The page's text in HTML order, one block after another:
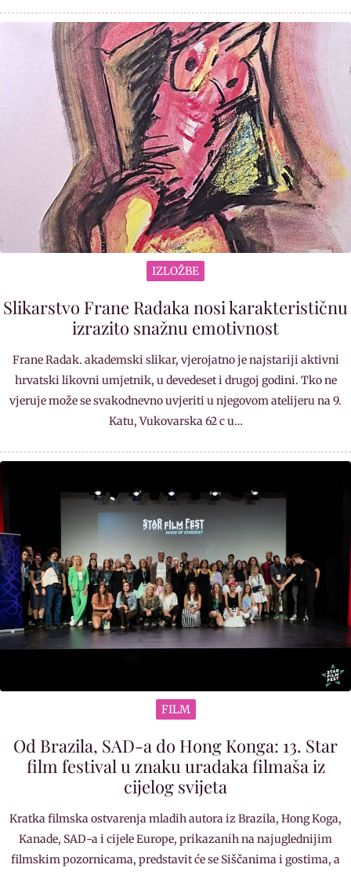
IZLOŽBE
Slikarstvo Frane Radaka nosi karakterističnu
izrazito snažnu emotivnost
Frane Radak. akademski slikar, vjerojatno je najstariji aktivni
hrvatski likovni umjetnik, u devedeset i drugoj godini. Tko ne
vjeruje može se svakodnevno uvjeriti u njegovom atelijeru na 9.
Katu, Vukovarska 62 c u…
FILM
Od Brazila, SAD-a do Hong Konga: 13. Star
film festival u znaku uradaka filmaša iz
cijelog svijeta
Kratka filmska ostvarenja mladih autora iz Brazila, Hong Koga,
Kanade, SAD-a i cijele Europe, prikazanih na najuglednijim
filmskim pozornicama, predstavit će se Siščanima i gostima, a